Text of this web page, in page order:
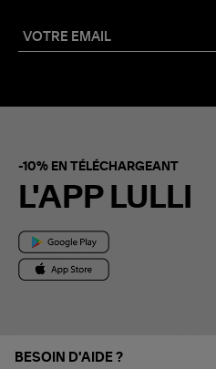
-10% EN TÉLÉCHARGEANT
L'APP LULLI
BESOIN D'AIDE ?